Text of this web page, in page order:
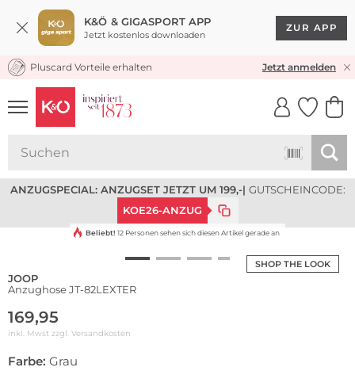
K&Ö & GIGASPORT APP
Jetzt kostenlos downloaden
ZUR APP
KOSTENLOSER VERSAND* & RÜCKVERSAND
Pluscard Vorteile erhalten Jetzt anmelden
UNSERE APP
CLICK &
ANZUGSPECIAL: ANZUGSET JETZT UM 199,-| GUTSCHEINCODE:
KOE26-ANZUG
SHOP THE LOOK
Beliebt! 12 Personen sehen sich diesen Artikel gerade an
JOOP
Anzughose JT-82LEXTER
169,95
inkl. Mwst zzgl. Versandkosten
Farbe: Grau